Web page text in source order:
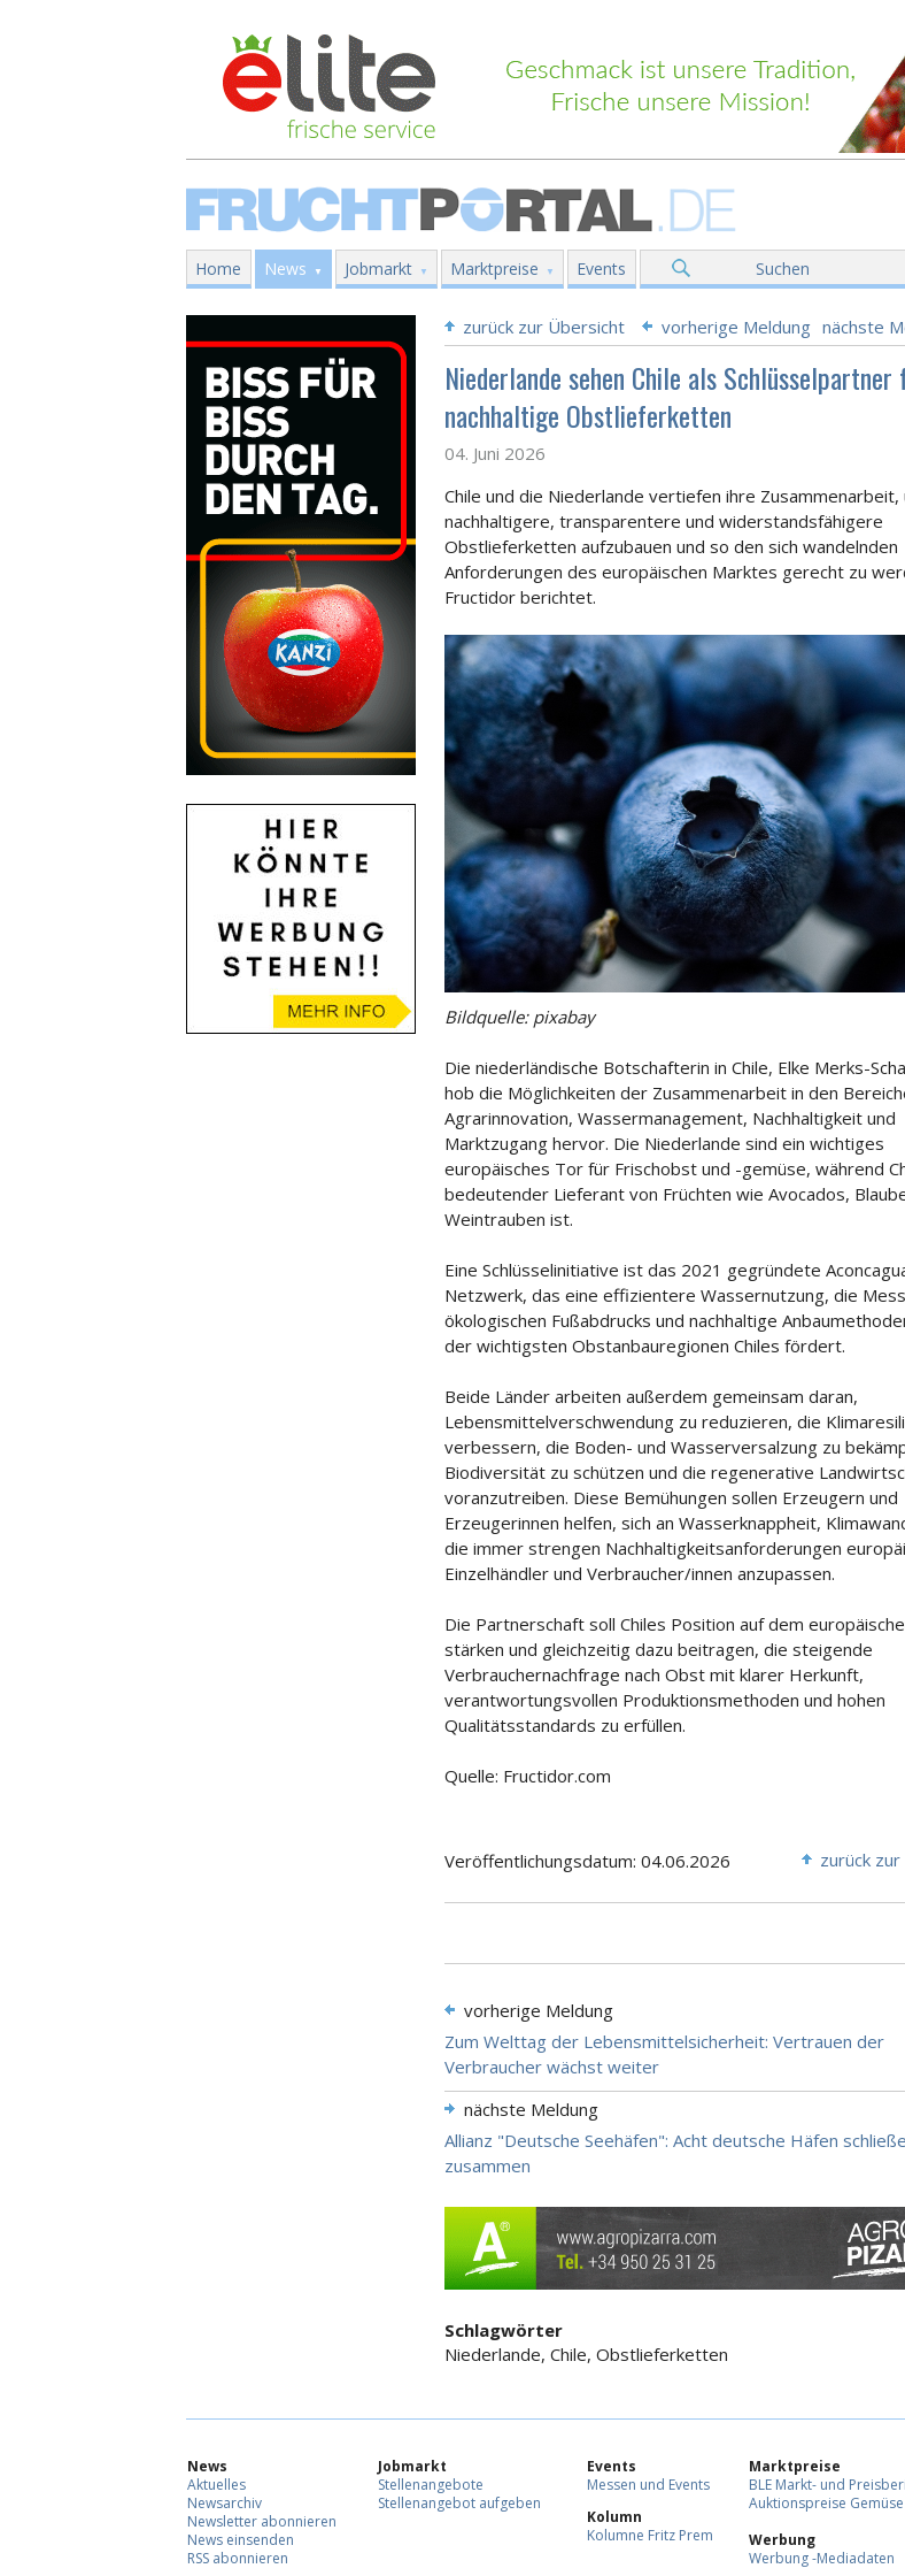
Home News Jobmarkt Marktpreise Events Suchen
zurück zur Übersicht vorherige Meldung nächste
Niederlande sehen Chile als Schlüsselpartner
nachhaltige Obstlieferketten
04. Juni 2026
Chile und die Niederlande vertiefen ihre Zusammenarbeit,
nachhaltigere, transparentere und widerstandsfähigere
Obstlieferketten aufzubauen und so den sich wandelnden
Anforderungen des europäischen Marktes gerecht zu
Fructidor berichtet.
Bildquelle: pixabay
Die niederländische Botschafterin in Chile, Elke Merks-
hob die Möglichkeiten der Zusammenarbeit in den
Agrarinnovation, Wassermanagement, Nachhaltigkeit und
Marktzugang hervor. Die Niederlande sind ein wichtiges
europäisches Tor für Frischobst und -gemüse, während
bedeutender Lieferant von Früchten wie Avocados,
Weintrauben ist.
Eine Schlüsselinitiative ist das 2021 gegründete
Netzwerk, das eine effizientere Wassernutzung, die
ökologischen Fußabdrucks und nachhaltige
der wichtigsten Obstanbauregionen Chiles fördert.
Beide Länder arbeiten außerdem gemeinsam daran,
Lebensmittelverschwendung zu reduzieren, die
verbessern, die Boden- und Wasserversalzung zu
Biodiversität zu schützen und die regenerative
voranzutreiben. Diese Bemühungen sollen Erzeugern und
Erzeugerinnen helfen, sich an Wasserknappheit,
die immer strengen Nachhaltigkeitsanforderungen
Einzelhändler und Verbraucher/innen anzupassen.
Die Partnerschaft soll Chiles Position auf dem
stärken und gleichzeitig dazu beitragen, die steigende
Verbrauchernachfrage nach Obst mit klarer Herkunft,
verantwortungsvollen Produktionsmethoden und hohen
Qualitätsstandards zu erfüllen.
Quelle: Fructidor.com
Veröffentlichungsdatum: 04.06.2026 zurück
vorherige Meldung
Zum Welttag der Lebensmittelsicherheit: Vertrauen der
Verbraucher wächst weiter
nächste Meldung
Allianz "Deutsche Seehäfen": Acht deutsche Häfen
zusammen
Schlagwörter
Niederlande, Chile, Obstlieferketten
News
Aktuelles
Newsarchiv
Newsletter abonnieren
News einsenden
RSS abonnieren
Jobmarkt
Stellenangebote
Stellenangebot aufgeben
Events
Messen und Events
Kolumn
Kolumne Fritz Prem
Marktpreise
BLE Markt- und
Auktionspreise
Werbung
Werbung -Mediadaten